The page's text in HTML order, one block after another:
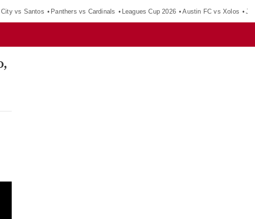
City vs Santos Panthers vs Cardinals Leagues Cup 2026 Austin FC vs Xolos